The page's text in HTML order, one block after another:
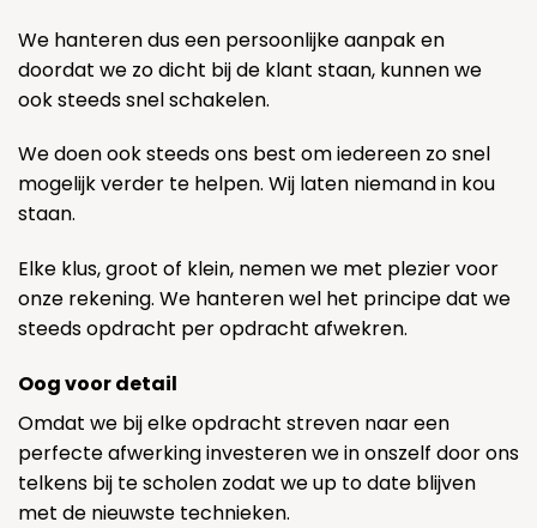
We hanteren dus een persoonlijke aanpak en
doordat we zo dicht bij de klant staan, kunnen we
ook steeds snel schakelen.
We doen ook steeds ons best om iedereen zo snel
mogelijk verder te helpen. Wij laten niemand in kou
staan.
Elke klus, groot of klein, nemen we met plezier voor
onze rekening. We hanteren wel het principe dat we
steeds opdracht per opdracht afwekren.
Oog voor detail
Omdat we bij elke opdracht streven naar een
perfecte afwerking investeren we in onszelf door ons
telkens bij te scholen zodat we up to date blijven
met de nieuwste technieken.